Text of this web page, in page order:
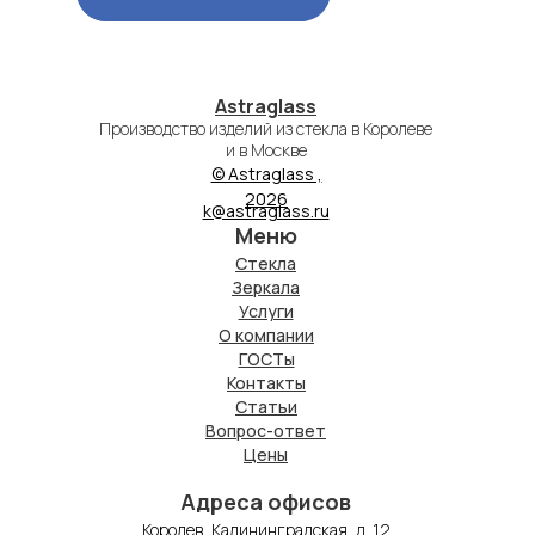
k@astraglass.ru
© Astraglass ,
2026
Astraglass
Производство изделий из стекла в Королеве
и в Москве
Адреса офисов
Королев, Калининградская, д. 12
Меню
Стекла
Услуги
О компании
Контакты
Зеркала
Статьи
Цены
Вопрос-ответ
ГОСТы